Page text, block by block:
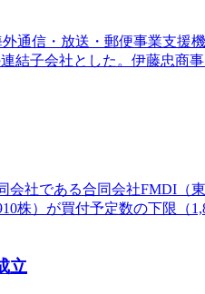
通信・放送・郵便事業支
結子会社とした。伊藤忠
社である合同会社FMDI
株）が買付予定数の下限
立